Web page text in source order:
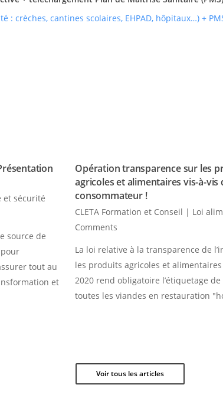
: crèches, cantines scolaires, EHPAD, hôpitaux…) +
et sécurité
source de
tout au
et
Opération transparence sur les
agricoles et alimentaires vis-à-vis
consommateur !
CLETA Formation et Conseil | Loi
Comments
La loi relative à la transparence de
les produits agricoles et
2020 rend obligatoire l’étiquetage de
toutes les viandes en restauration
Voir tous les articles